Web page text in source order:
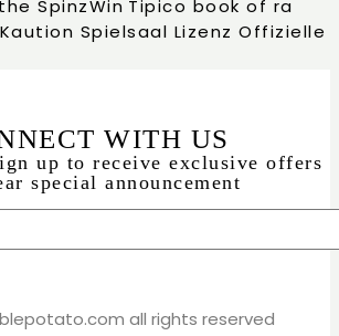
SpinzWin Tipico book of ra
Spielsaal Lizenz Offizielle
WITH US
up to receive exclusive offers
special announcement
all rights reserved